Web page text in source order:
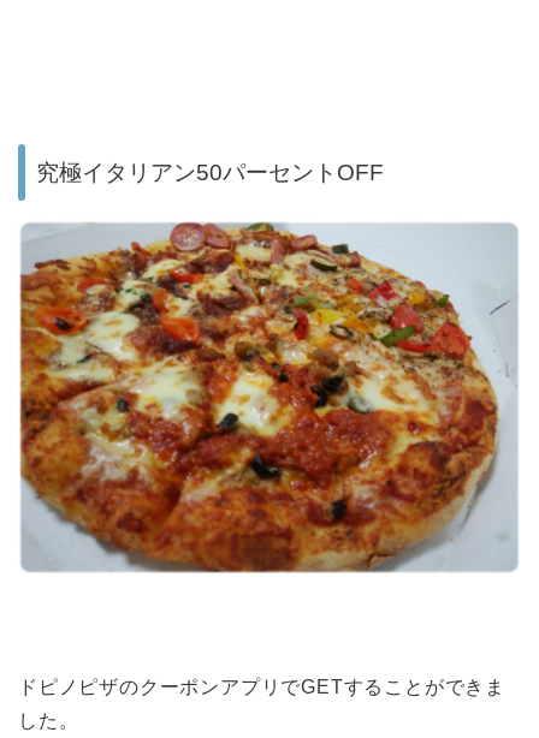
究極イタリアン50パーセントOFF
ドピノピザのクーポンアプリでGETすることができま
した。